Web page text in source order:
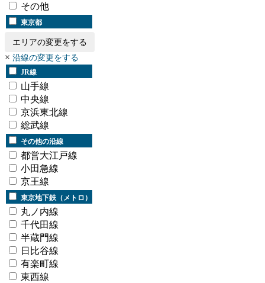
その他
東京都
エリアの変更をする
× 沿線の変更をする
JR線
山手線
中央線
京浜東北線
総武線
その他の沿線
都営大江戸線
小田急線
京王線
東京地下鉄（メトロ）
丸ノ内線
千代田線
半蔵門線
日比谷線
有楽町線
東西線